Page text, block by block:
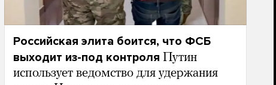
Российская элита боится, что ФСБ
выходит из-под контроля Путин
использует ведомство для удержания